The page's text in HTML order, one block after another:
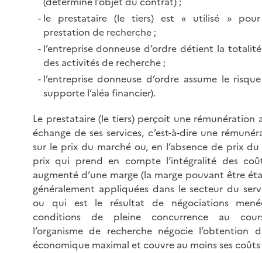
le prestataire (le tiers) est « utilisé » pour
prestation de recherche ;
l’entreprise donneuse d’ordre détient la
des activités de recherche ;
l’entreprise donneuse d’ordre assume le
supporte l’aléa financier).
Le prestataire (le tiers) perçoit une rémunération
échange de ses services, c’est-à-dire une
sur le prix du marché ou, en l’absence de prix
prix qui prend en compte l’intégralité des
augmenté d’une marge (la marge pouvant être
généralement appliquées dans le secteur du
ou qui est le résultat de négociations
conditions de pleine concurrence au
l’organisme de recherche négocie l’obtention
économique maximal et couvre au moins ses